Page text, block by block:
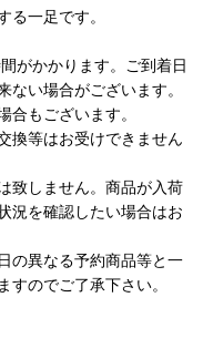
る一足です。
がかかります。ご到着日
い場合がございます。
合もございます。
換等はお受けできません
致しません。商品が入荷
況を確認したい場合はお
の異なる予約商品等と一
のでご了承下さい。